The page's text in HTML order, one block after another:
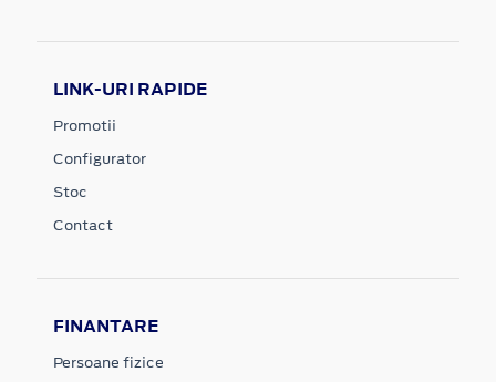
LINK-URI RAPIDE
Promotii
Configurator
Stoc
Contact
FINANTARE
Persoane fizice